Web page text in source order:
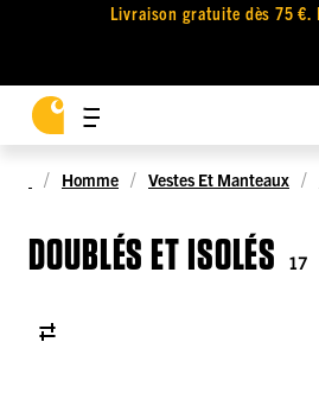
Livraison gratuite dès 75 €.
Homme Vestes Et Manteaux
DOUBLÉS ET ISOLÉS 17